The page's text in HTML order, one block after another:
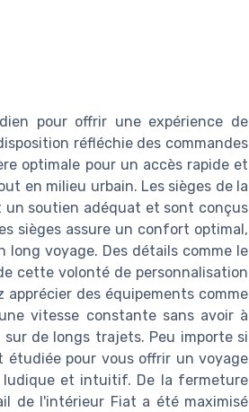
pour offrir une expérience de
réfléchie des commandes
optimale pour un accès rapide et
en milieu urbain. Les sièges de la
un soutien adéquat et sont conçus
sièges assure un confort optimal,
voyage. Des détails comme le
cette volonté de personnalisation
des équipements comme
vitesse constante sans avoir à
de longs trajets. Peu importe si
étudiée pour vous offrir un voyage
ludique et intuitif. De la fermeture
de l'intérieur Fiat a été maximisé